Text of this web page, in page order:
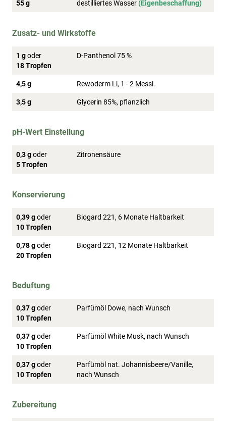
55 g destilliertes Wasser(Eigenbeschaffung)
Zusatz- und Wirkstoffe
1 goder
18 Tropfen
D-Panthenol 75 %
4,5 g Rewoderm Li, 1 - 2 Messl.
3,5 g Glycerin 85%, pflanzlich
pH-Wert Einstellung
0,3 goder
5 Tropfen
Zitronensäure
Konservierung
0,39 goder
10 Tropfen
Biogard 221, 6 Monate Haltbarkeit
0,78 goder
20 Tropfen
Biogard 221, 12 Monate Haltbarkeit
Beduftung
0,37 goder
10 Tropfen
Parfümöl Dowe, nach Wunsch
0,37 goder
10 Tropfen
Parfümöl White Musk, nach Wunsch
0,37 goder
10 Tropfen
Parfümöl nat. Johannisbeere/Vanille,
nach Wunsch
Zubereitung